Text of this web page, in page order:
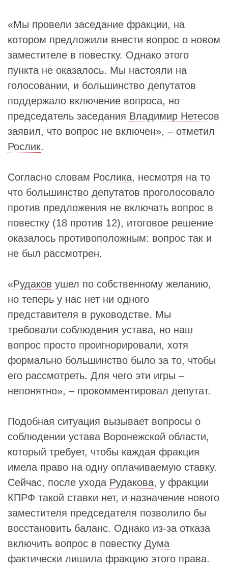
«Мы провели заседание фракции, на
котором предложили внести вопрос о новом
заместителе в повестку. Однако этого
пункта не оказалось. Мы настояли на
голосовании, и большинство депутатов
поддержало включение вопроса, но
председатель заседания Владимир Нетесов
заявил, что вопрос не включен», – отметил
Рослик.
Согласно словам Рослика, несмотря на то
что большинство депутатов проголосовало
против предложения не включать вопрос в
повестку (18 против 12), итоговое решение
оказалось противоположным: вопрос так и
не был рассмотрен.
«Рудаков ушел по собственному желанию,
но теперь у нас нет ни одного
представителя в руководстве. Мы
требовали соблюдения устава, но наш
вопрос просто проигнорировали, хотя
формально большинство было за то, чтобы
его рассмотреть. Для чего эти игры –
непонятно», – прокомментировал депутат.
Подобная ситуация вызывает вопросы о
соблюдении устава Воронежской области,
который требует, чтобы каждая фракция
имела право на одну оплачиваемую ставку.
Сейчас, после ухода Рудакова, у фракции
КПРФ такой ставки нет, и назначение нового
заместителя председателя позволило бы
восстановить баланс. Однако из-за отказа
включить вопрос в повестку Дума
фактически лишила фракцию этого права.